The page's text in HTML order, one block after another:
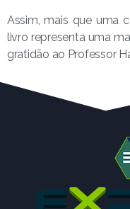
Assim, mais que uma
livro representa uma
gratidão ao Professor